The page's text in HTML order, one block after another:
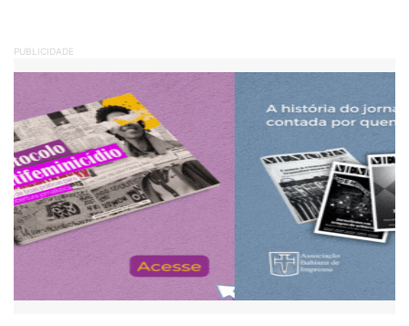
PUBLICIDADE